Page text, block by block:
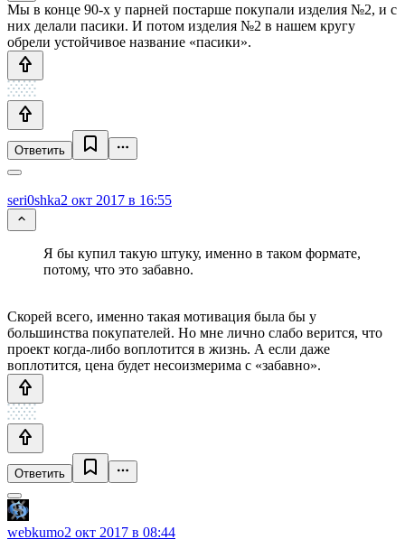
Мы в конце 90-х у парней постарше покупали изделия №2, и с
них делали пасики. И потом изделия №2 в нашем кругу
обрели устойчивое название «пасики».
Ответить
seri0shka2 окт 2017 в 16:55
Я бы купил такую штуку, именно в таком формате,
потому, что это забавно.
Скорей всего, именно такая мотивация была бы у
большинства покупателей. Но мне лично слабо верится, что
проект когда-либо воплотится в жизнь. А если даже
воплотится, цена будет несоизмерима с «забавно».
Ответить
webkumo2 окт 2017 в 08:44